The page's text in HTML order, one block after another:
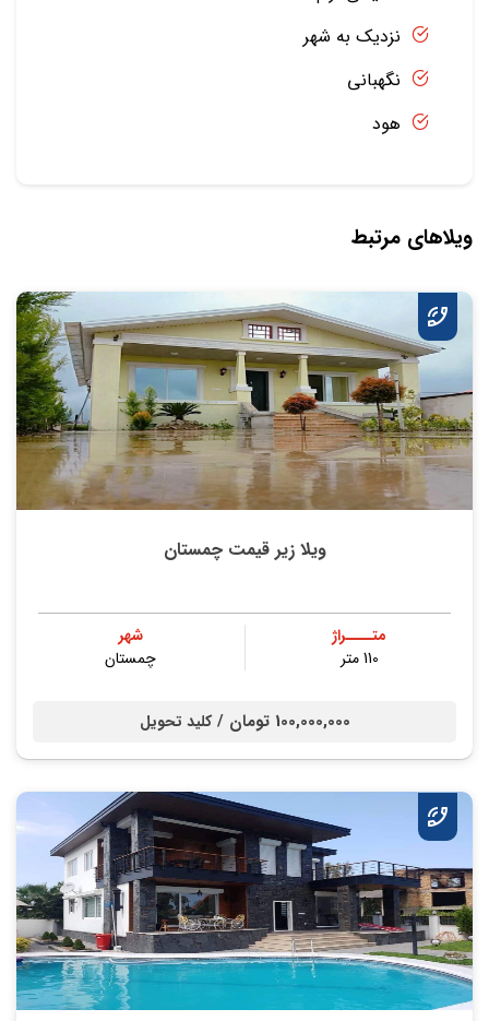
نزدیک به شهر
نگهبانی
هود
ویلاهای مرتبط
ویلا زیر قیمت چمستان
متــــراژ
110 متر
شهر
چمستان
100,000,000 تومان / کلید تحویل